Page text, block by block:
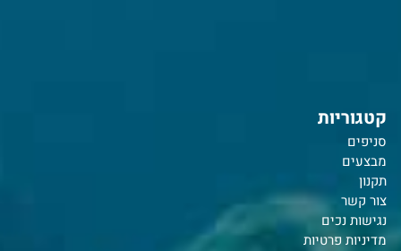
קטגוריות
סניפים
מבצעים
תקנון
צור קשר
נגישות נכים
מדיניות פרטיות